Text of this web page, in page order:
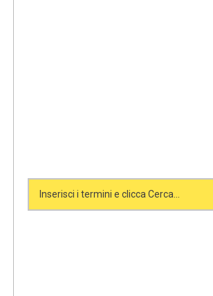
Search form